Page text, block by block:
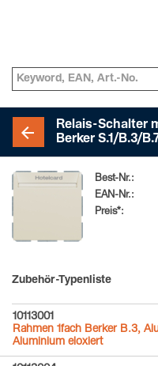
Relais-Schalter
Berker S.1/B.3/
Best-Nr.:
EAN-Nr.:
Preis*:
Zubehör-Typenliste
10113001
Rahmen 1fach Berker B.3,
Aluminium eloxiert